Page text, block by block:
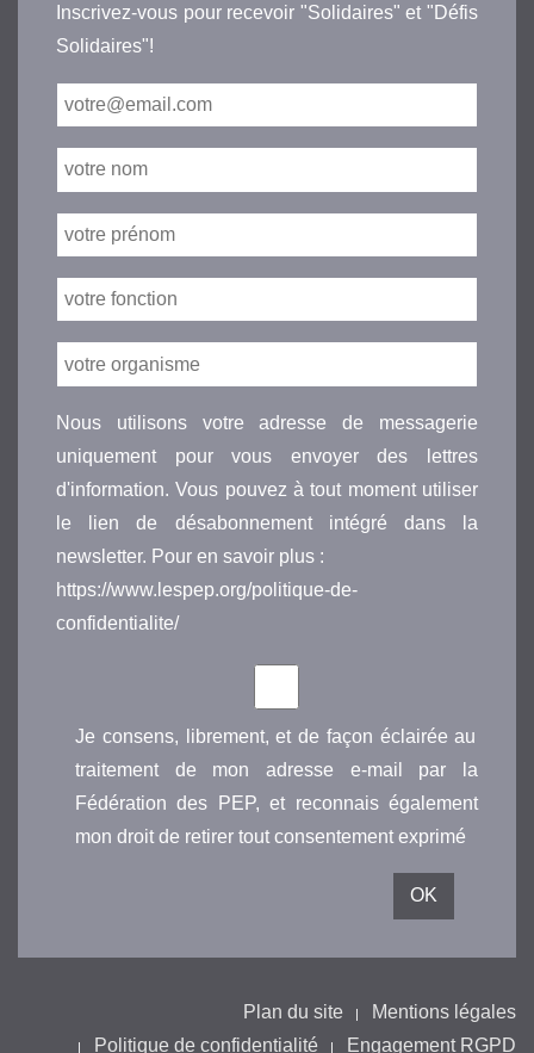
Inscrivez-vous pour recevoir "Solidaires" et "Défis
Solidaires"!
Nous utilisons votre adresse de messagerie
uniquement pour vous envoyer des lettres
d'information. Vous pouvez à tout moment utiliser
le lien de désabonnement intégré dans la
newsletter. Pour en savoir plus :
https://www.lespep.org/politique-de-
confidentialite/
Je consens, librement, et de façon éclairée au
traitement de mon adresse e-mail par la
Fédération des PEP, et reconnais également
mon droit de retirer tout consentement exprimé
Plan du site
Mentions légales
Politique de confidentialité
Engagement RGPD